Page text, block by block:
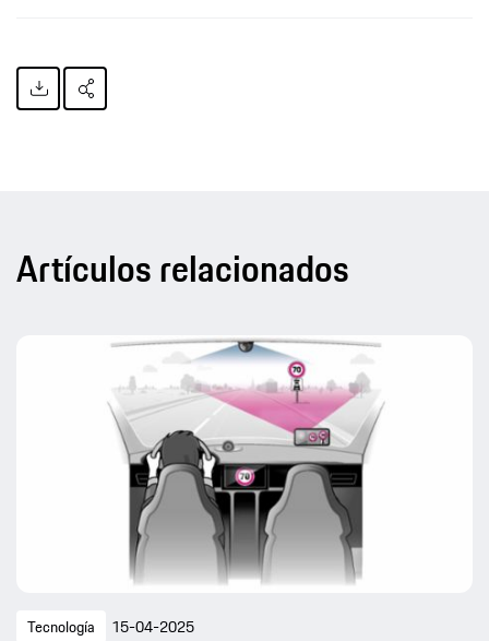
Artículos relacionados
Tecnología 15-04-2025